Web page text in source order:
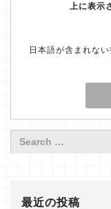
上に表示
日本語が含まれな
最近の投稿